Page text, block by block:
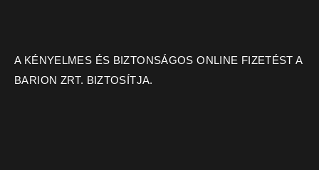
A KÉNYELMES ÉS BIZTONSÁGOS ONLINE FIZETÉST A
BARION ZRT. BIZTOSÍTJA.